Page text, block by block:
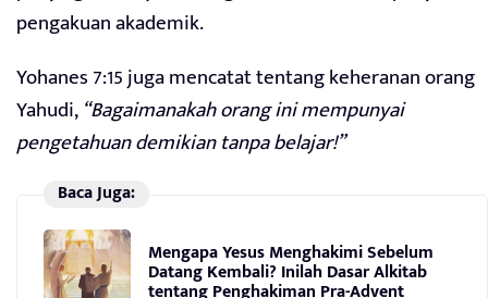
pengakuan akademik.
Yohanes 7:15 juga mencatat tentang keheranan orang
Yahudi,“Bagaimanakah orang ini mempunyai
pengetahuan demikian tanpa belajar!”
Baca Juga:
Mengapa Yesus Menghakimi Sebelum
Datang Kembali? Inilah Dasar Alkitab
tentang Penghakiman Pra-Advent